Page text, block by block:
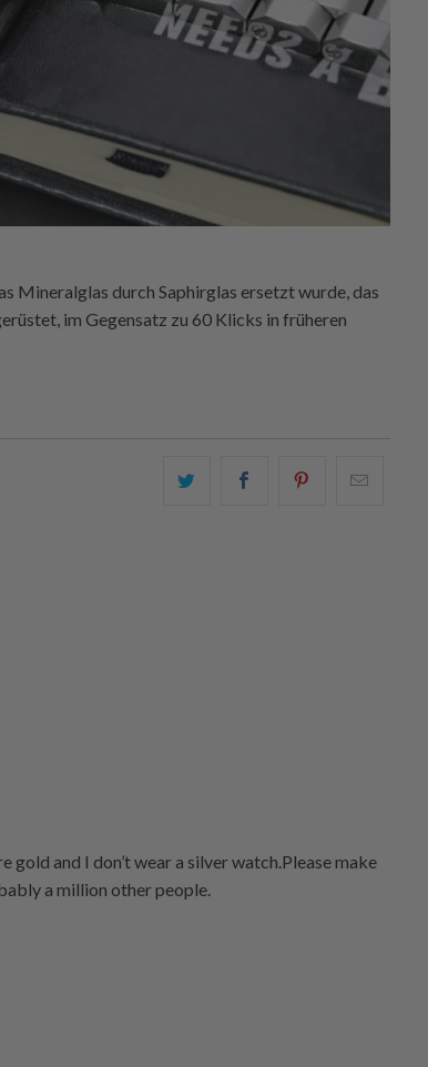
Mineralglas durch Saphirglas ersetzt wurde, das
im Gegensatz zu 60 Klicks in früheren
Teilen
Teilen
Teilen
and I don’t wear a silver watch.Please make
a million other people.